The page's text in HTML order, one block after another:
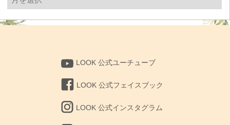
去
投
LOOK 公式ユーチューブ
LOOK 公式フェイスブック
LOOK 公式インスタグラム